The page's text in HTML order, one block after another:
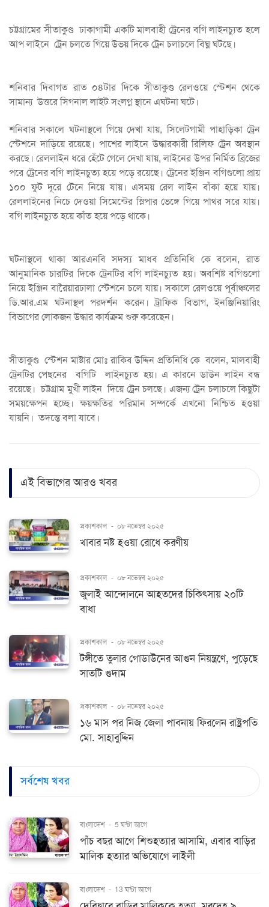
চট্টগ্রামের সীতাকুণ্ড ঢাকাগামী একটি মালবাহী ট্রেনের বগি লাইনচ্যুত হলে
আপ লাইনে ট্রেন চলতে গিয়ে উভয় দিকে ট্রেন চলাচলে বিঘ্ন ঘটছে।
শনিবার দিবাগত রাত ০৪টার দিকে সীতাকুণ্ড রেলওয়ে স্টেশন থেকে
সামান্য উত্তরে সিগনাল লাইট সংলগ্ন স্থানে এঘটনা ঘটে।
শনিবার সকালে ঘটনাস্থলে গিয়ে দেখা যায়, সিলেটগামী পাহাড়িকা ট্রেন
স্টেশনে দাড়িয়ে রয়েছে। পাশের লাইনে উদ্ধারকারী রিলিফ ট্রেন অবস্থান
করছে। রেললাইন ধরে হেঁটে গেলে দেখা যায়, লাইনের উপর নির্মিত ব্রিজের
পরে ট্রেনের বগি লাইনচুত্য হয়ে পড়ে রয়েছে। ট্রেনের ইঞ্জিন বগিগুলো প্রায়
১০০ ফুট দূরে টেনে নিয়ে যায়। এসময় রেল লাইন বাঁকা হয়ে যায়।
রেললাইনের নিচে দেওয়া সিমেন্টের স্লিপার ভেঙ্গে গিয়ে পাথর সরে যায়।
বগি লাইনচ্যুত হয়ে কাঁত হয়ে পড়ে থাকে।
ঘটনাস্থলে থাকা আরএনবি সদস্য মাধব প্রতিনিধি কে বলেন, রাত
আনুমানিক চারটির দিকে ট্রেনটির বগি লাইনচ্যুত হয়। অবশিষ্ট বগিগুলো
নিয়ে ইঞ্জিন বারৈয়ারঢালা স্টেশনে চলে যায়। সকালে রেলওয়ে পূর্বাঞ্চলের
ডি.আর.এম ঘটনাস্থল পরদর্শন করেন। ট্রাফিক বিভাগ, ইনঞ্জিনিয়ারিং
বিভাগের লোকজন উদ্ধার কার্যক্রম শুরু করেছেন।
সীতাকুণ্ড স্টেশন মাষ্টার মোঃ রাকিব উদ্দিন প্রতিনিধি কে বলেন, মালবাহী
ট্রেনটির পেছনের বগিটি লাইনচ্যুত হয়। এ কারনে ডাউন লাইন বন্ধ
রয়েছে। চট্টগ্রাম মুখী লাইন দিয়ে ট্রেন চলছে। এজন্য ট্রেন চলাচলে কিছুটা
সময়ক্ষেপন হচ্ছে। ক্ষয়ক্ষতির পরিমান সম্পর্কে এখনো নিশ্চিত হওয়া
যায়নি। তদন্তে বলা যাবে।
এই বিভাগের আরও খবর
প্রকাশকাল - ০৮ নভেম্বর ২০২৫
খাবার নষ্ট হওয়া রোধে করণীয়
প্রকাশকাল - ০৮ নভেম্বর ২০২৫
জুলাই আন্দোলনে আহতদের চিকিৎসায় ২০টি
বাধা
প্রকাশকাল - ০৮ নভেম্বর ২০২৫
টঙ্গীতে তুলার গোডাউনের আগুন নিয়ন্ত্রণে, পুড়েছে
সাতটি গুদাম
প্রকাশকাল - ০৮ নভেম্বর ২০২৫
১৬ মাস পর নিজ জেলা পাবনায় ফিরলেন রাষ্ট্রপতি
মো. সাহাবুদ্দিন
সর্বশেষ খবর
বাংলাদেশ - 5 ঘন্টা আগে
পাঁচ বছর আগে শিশুহত্যার আসামি, এবার বাড়ির
মালিক হত্যার অভিযোগে লাইলী
বাংলাদেশ - 13 ঘন্টা আগে